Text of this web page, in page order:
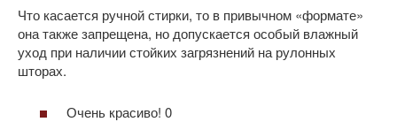
Что касается ручной стирки, то в привычном «формате»
она также запрещена, но допускается особый влажный
уход при наличии стойких загрязнений на рулонных
шторах.
Очень красиво! 0